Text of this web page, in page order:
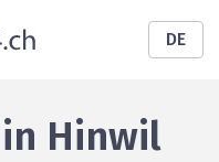
DE
in Hinwil